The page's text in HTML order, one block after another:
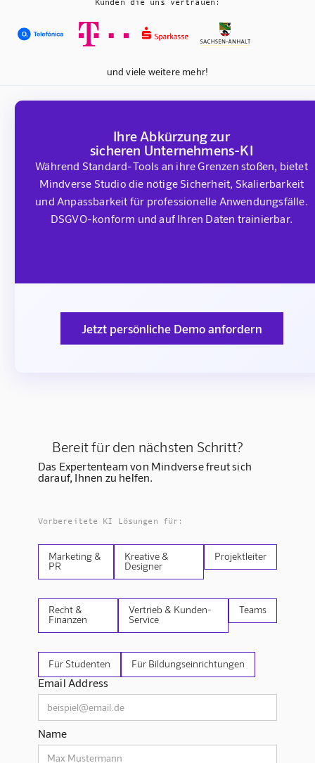
Kunden die uns vertrauen:
und viele weitere mehr!
Ihre Abkürzung zur
sicheren Unternehmens-KI
Während Standard-Tools an ihre Grenzen stoßen, bietet
Mindverse Studio die nötige Sicherheit, Skalierbarkeit
und Anpassbarkeit für professionelle Anwendungsfälle.
DSGVO-konform und auf Ihren Daten trainierbar.
Jetzt persönliche Demo anfordern
Bereit für den nächsten Schritt?
Das Expertenteam von Mindverse freut sich
darauf, Ihnen zu helfen.
Vorbereitete KI Lösungen für:
Marketing &
PR
Kreative &
Designer
Projektleiter
Recht &
Finanzen
Vertrieb & Kunden-
Service
Teams
Für Studenten Für Bildungseinrichtungen
Email Address
Name